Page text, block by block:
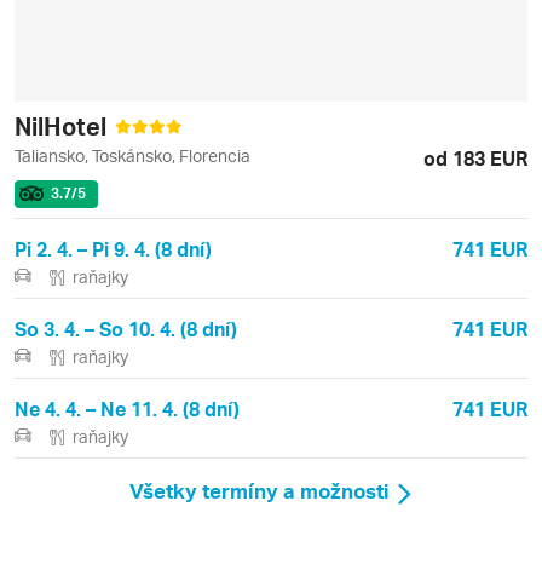
NilHotel
Taliansko, Toskánsko, Florencia od 183 EUR
3.7/5
Pi 2. 4. – Pi 9. 4. (8 dní) 741 EUR
raňajky
So 3. 4. – So 10. 4. (8 dní) 741 EUR
raňajky
Ne 4. 4. – Ne 11. 4. (8 dní) 741 EUR
raňajky
Všetky termíny a možnosti